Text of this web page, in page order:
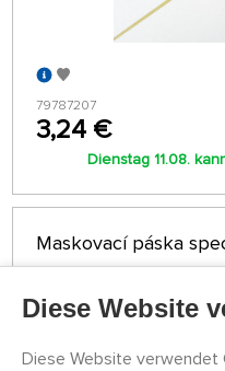
79787207
3,24 €
Dienstag 11.08.
Maskovací páska
Diese Website
Diese Website verwendet